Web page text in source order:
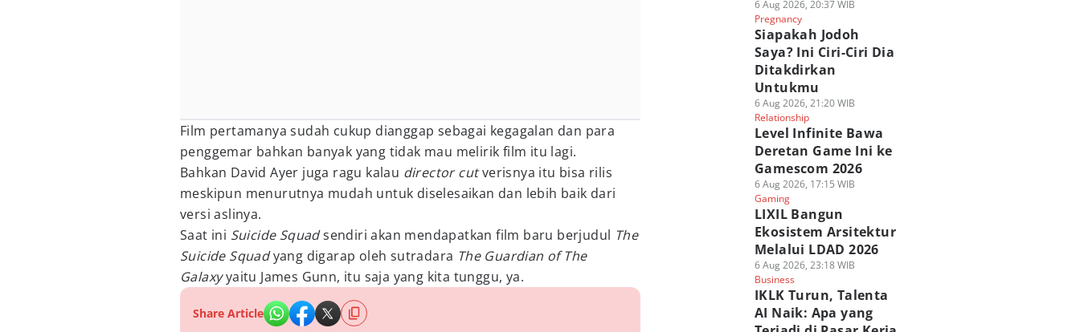
Film pertamanya sudah cukup dianggap sebagai kegagalan dan para
penggemar bahkan banyak yang tidak mau melirik film itu lagi.
Bahkan David Ayer juga ragu kalau directorcutverisnya itu bisa rilis
meskipun menurutnya mudah untuk diselesaikan dan lebih baik dari
versi aslinya.
Saat ini Suicide Squadsendiri akan mendapatkan film baru berjudul The
Suicide Squadyang digarap oleh sutradara The Guardian of The
Galaxyyaitu James Gunn, itu saja yang kita tunggu, ya.
Share Article
6 Aug 2026, 20:37 WIB
Pregnancy
Siapakah Jodoh
Saya? Ini Ciri-Ciri Dia
Ditakdirkan
Untukmu
6 Aug 2026, 21:20 WIB
Relationship
Level Infinite Bawa
Deretan Game Ini ke
Gamescom 2026
6 Aug 2026, 17:15 WIB
Gaming
LIXIL Bangun
Ekosistem Arsitektur
Melalui LDAD 2026
6 Aug 2026, 23:18 WIB
Business
IKLK Turun, Talenta
AI Naik: Apa yang